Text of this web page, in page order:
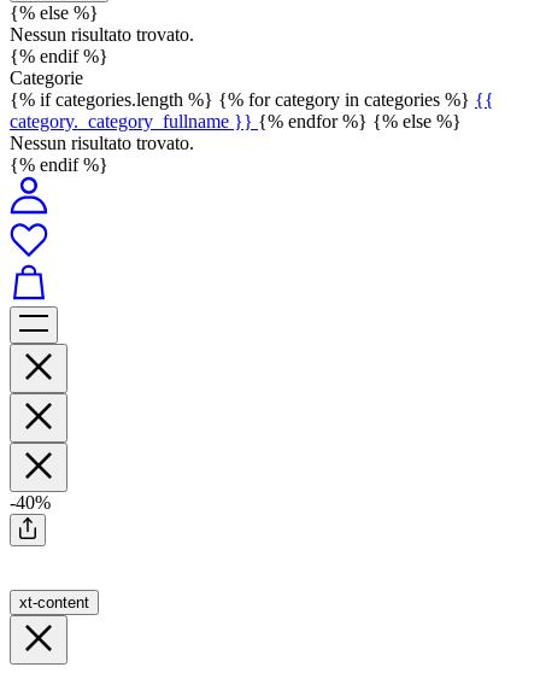
{% else %}
Nessun risultato trovato.
{% endif %}
Categorie
{% if categories.length %} {% for category in categories %} {{
category._category_fullname }} {% endfor %} {% else %}
Nessun risultato trovato.
{% endif %}
-40%
xt-content